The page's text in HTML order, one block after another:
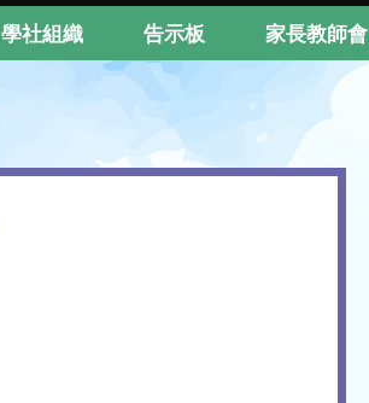
學社組織 告示板 家長教師會